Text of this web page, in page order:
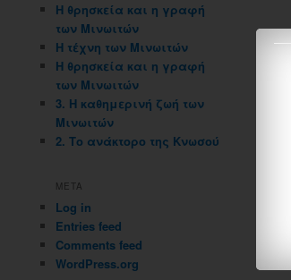
Η θρησκεία και η γραφή
των Μινωιτών
Η τέχνη των Μινωιτών
Η θρησκεία και η γραφή
των Μινωιτών
3. Η καθημερινή ζωή των
Μινωιτών
2. Το ανάκτορο της Κνωσού
META
Log in
Entries feed
Comments feed
WordPress.org